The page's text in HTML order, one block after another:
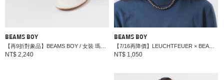
BEAMS BOY
NT$ 2,240
BEAMS BOY
NT$ 1,050